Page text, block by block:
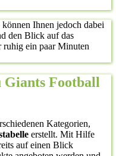
Ihnen jedoch dabei
den Blick auf das
ruhig ein paar Minuten
Giants Football
Kategorien,
erstellt. Mit Hilfe
auf einen Blick